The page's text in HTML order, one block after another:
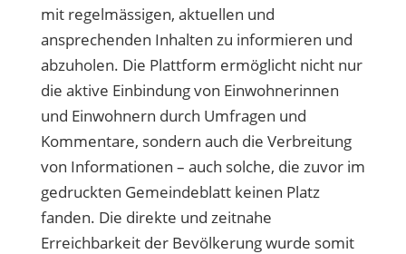
mit regelmässigen, aktuellen und
ansprechenden Inhalten zu informieren und
abzuholen. Die Plattform ermöglicht nicht nur
die aktive Einbindung von Einwohnerinnen
und Einwohnern durch Umfragen und
Kommentare, sondern auch die Verbreitung
von Informationen – auch solche, die zuvor im
gedruckten Gemeindeblatt keinen Platz
fanden. Die direkte und zeitnahe
Erreichbarkeit der Bevölkerung wurde somit